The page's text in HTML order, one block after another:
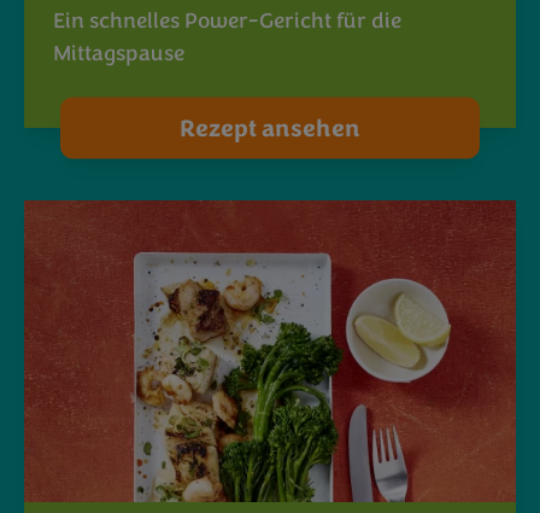
Ein schnelles Power-Gericht für die
Mittagspause
Rezept ansehen